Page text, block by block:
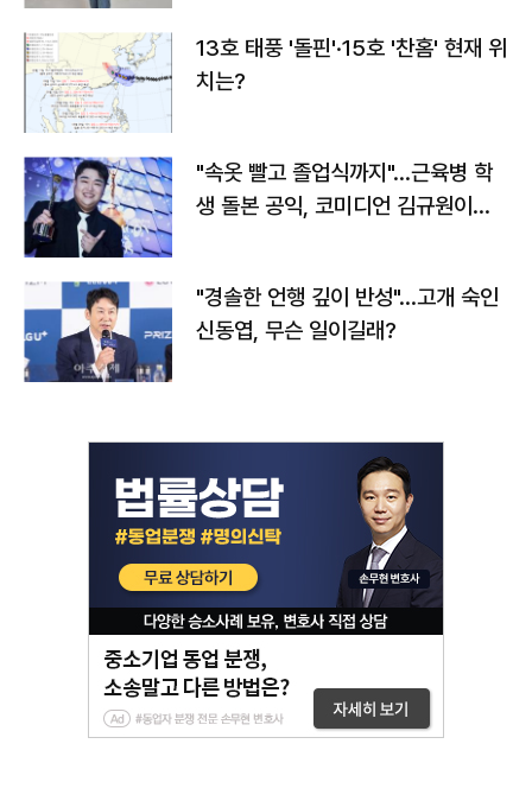
13호 태풍 '돌핀'·15호 '찬홈' 현재 위
치는?
"속옷 빨고 졸업식까지"…근육병 학
생 돌본 공익, 코미디언 김규원이었
"경솔한 언행 깊이 반성"…고개 숙인
신동엽, 무슨 일이길래?